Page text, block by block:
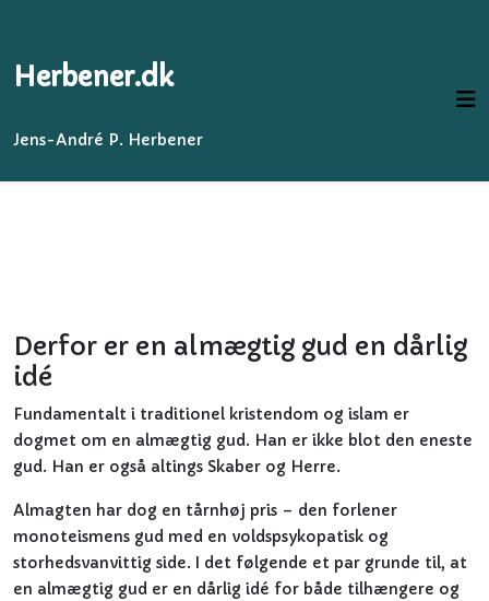
Herbener.dk
Jens-André P. Herbener
Derfor er en almægtig gud en dårlig
idé
Fundamentalt i traditionel kristendom og islam er
dogmet om en almægtig gud. Han er ikke blot den eneste
gud. Han er også altings Skaber og Herre.
Almagten har dog en tårnhøj pris – den forlener
monoteismens gud med en voldspsykopatisk og
storhedsvanvittig side. I det følgende et par grunde til, at
en almægtig gud er en dårlig idé for både tilhængere og